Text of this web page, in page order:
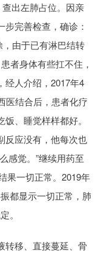
出左肺占位。因亲
完善检查，确诊：
由于已有淋巴结转
者身体有些扛不住，
经人介绍，2017年4
医结合后，患者化疗
、睡觉样样都好。
反应没有，他每次也
感觉。”继续用药至
果一切正常。2019年
都显示一切正常，肺
。
转移、直接蔓延、骨